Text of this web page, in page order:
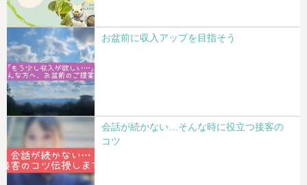
お盆前に収入アップを目指そう
会話が続かない…そんな時に役立つ接客の
コツ